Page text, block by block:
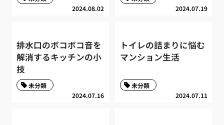
2024.08.02
2024.07.19
排水口のボコボコ音を
解消するキッチンの小
技
2024.07.16
未分類
トイレの詰まりに悩む
マンション生活
2024.07.11
未分類